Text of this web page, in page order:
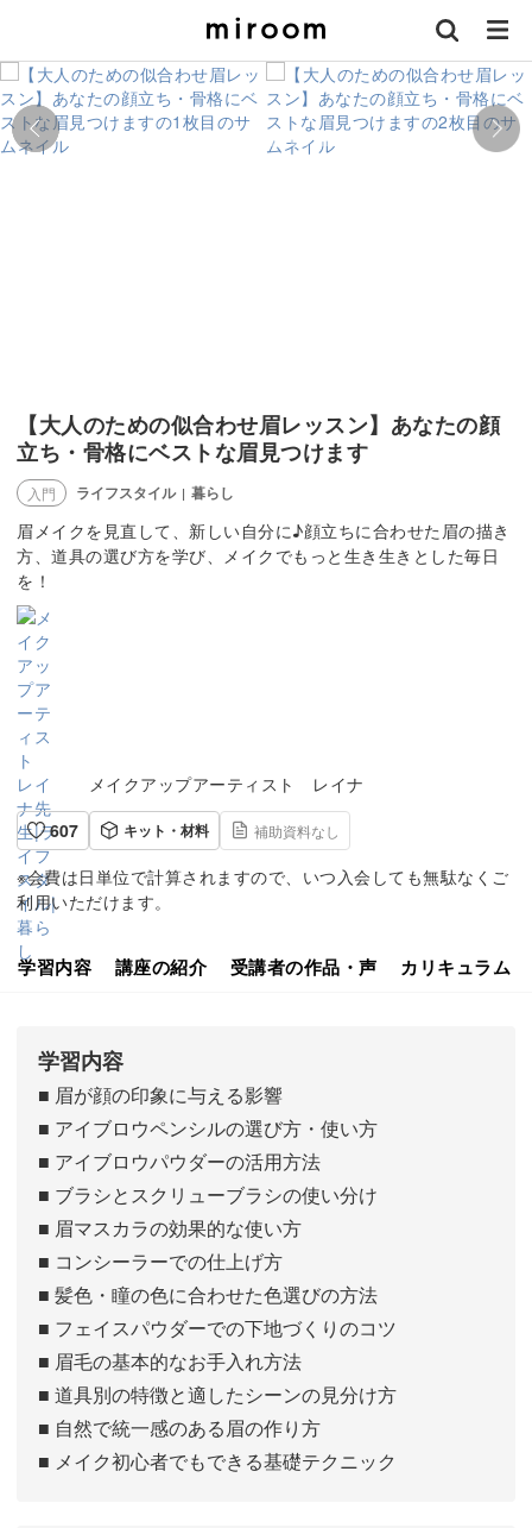
【大人のための似合わせ眉レッスン】あなたの顔
立ち・骨格にベストな眉見つけます
入門 ライフスタイル | 暮らし
眉メイクを見直して、新しい自分に♪顔立ちに合わせた眉の描き
方、道具の選び方を学び、メイクでもっと生き生きとした毎日
を！
メイクアップアーティスト レイナ
607
キット・材料 補助資料なし
※会費は日単位で計算されますので、いつ入会しても無駄なくご
利用いただけます。
学習内容 講座の紹介 受講者の作品・声 カリキュラム
学習内容
■ 眉が顔の印象に与える影響
■ アイブロウペンシルの選び方・使い方
■ アイブロウパウダーの活用方法
■ ブラシとスクリューブラシの使い分け
■ 眉マスカラの効果的な使い方
■ コンシーラーでの仕上げ方
■ 髪色・瞳の色に合わせた色選びの方法
■ フェイスパウダーでの下地づくりのコツ
■ 眉毛の基本的なお手入れ方法
■ 道具別の特徴と適したシーンの見分け方
■ 自然で統一感のある眉の作り方
■ メイク初心者でもできる基礎テクニック